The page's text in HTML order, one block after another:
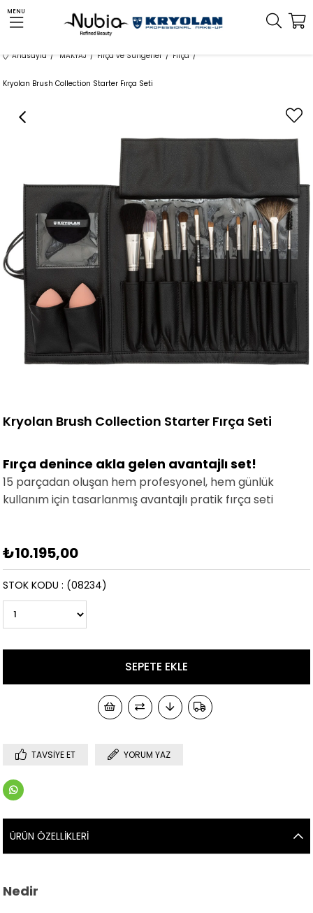
MENU
Anasayfa MAKYAJ Fırça ve Süngerler Fırça
Kryolan Brush Collection Starter Fırça Seti
Kryolan Brush Collection Starter Fırça Seti
Fırça denince akla gelen avantajlı set!
15 parçadan oluşan hem profesyonel, hem günlük
kullanım için tasarlanmış avantajlı pratik fırça seti
₺10.195,00
(08234)
STOK KODU
TAVSIYE ET YORUM YAZ
ÜRÜN ÖZELLIKLERI
Nedir